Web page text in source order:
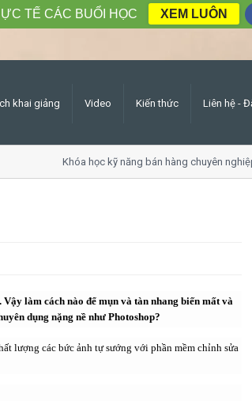
khai giảng Video Kiến thức Liên hệ -
Khóa học kỹ năng bán hàng chuyên
làm cách nào để mụn và tàn nhang biến mất và
dụng nặng nề như Photoshop?
lượng các bức ảnh tự sướng với phần mềm chỉnh sửa
TẾ CÁC BUỔI HỌC XEM LUÔN